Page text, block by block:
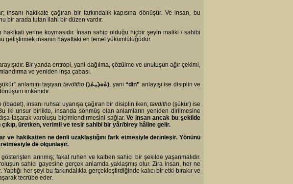
insanı hakikate çağıran bir farkındalık kapısına dönüşür. Ve insan, bu
bir arada tutan ilahi bir düzen vardır.
yerine koymasıdır. İnsan sahip olduğu hiçbir şeyin maliki / sahibi
geliştirmek insanın hayattaki en temel yükümlülüğüdür.
Bir yanda entropi, yani dağılma, çözülme ve unutuşun ağır çekimi,
ve yeniden inşa çabası.
anlamını taşıyan tavditho (ܬܰܘܕܺܝܼܬܳܐ), yani “din” anlayışı ise disiplin ve
imkânıdır.
(ibadet), insanı ruhsal uyanışa çağıran bir disiplin iken; tavditho(şükür) ise
iki unsur birlikte, insanda sönmüş olan anlamların yeniden dirilmesine
taşarak varoluşu biçimlendirmesini sağlar.Ve insan ancak bu şekilde
üretken, verimli ve tesir sahibi bir yâr/birey hâline gelir.
ve hakikatten ne denli uzaklaştığını fark etmesiyle derinleşir. Yönünü
de olgunlaşır.
gösterişten arınmış; fakat ruhen ve kalben sahici bir şekilde yaşanmalıdır.
sahici gayesine gerçek anlamda yaklaşmış olur. Zira insan, her ne
her şeyi bu farkındalıkla gerçekleştirdiğinde kalıcı bir etki bırakır ve
tecrübe eder.